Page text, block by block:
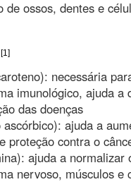
de ossos, dentes e
[1]
necessária
imunológico, ajuda a
das doenças
ascórbico): ajuda a
proteção contra o
ajuda a normalizar
nervoso, músculos e